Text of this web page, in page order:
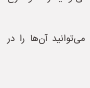
آن‌ها را در